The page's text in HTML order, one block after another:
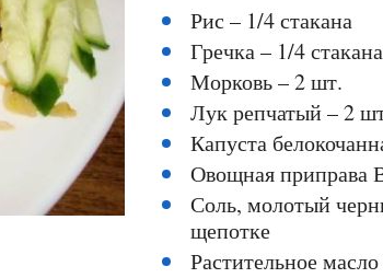
Рис – 1/4 стакана
Гречка – 1/4 стакана
Морковь – 2 шт.
Лук репчатый – 2
Капуста
Овощная приправа
Соль, молотый
щепотке
Растительное